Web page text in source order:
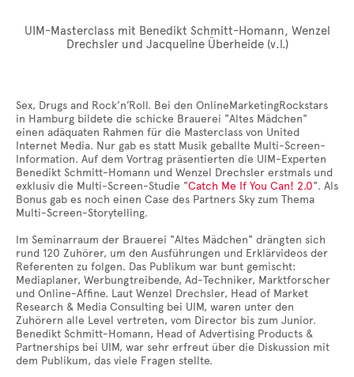
UIM-Masterclass mit Benedikt Schmitt-Homann, Wenzel
Drechsler und Jacqueline Überheide (v.l.)
Sex, Drugs and Rock’n’Roll. Bei den OnlineMarketingRockstars
in Hamburg bildete die schicke Brauerei "Altes Mädchen"
einen adäquaten Rahmen für die Masterclass von United
Internet Media. Nur gab es statt Musik geballte Multi-Screen-
Information. Auf dem Vortrag präsentierten die UIM-Experten
Benedikt Schmitt-Homann und Wenzel Drechsler erstmals und
exklusiv die Multi-Screen-Studie "Catch Me If You Can! 2.0". Als
Bonus gab es noch einen Case des Partners Sky zum Thema
Multi-Screen-Storytelling.
Im Seminarraum der Brauerei "Altes Mädchen" drängten sich
rund 120 Zuhörer, um den Ausführungen und Erklärvideos der
Referenten zu folgen. Das Publikum war bunt gemischt:
Mediaplaner, Werbungtreibende, Ad-Techniker, Marktforscher
und Online-Affine. Laut Wenzel Drechsler, Head of Market
Research & Media Consulting bei UIM, waren unter den
Zuhörern alle Level vertreten, vom Director bis zum Junior.
Benedikt Schmitt-Homann, Head of Advertising Products &
Partnerships bei UIM, war sehr erfreut über die Diskussion mit
dem Publikum, das viele Fragen stellte.